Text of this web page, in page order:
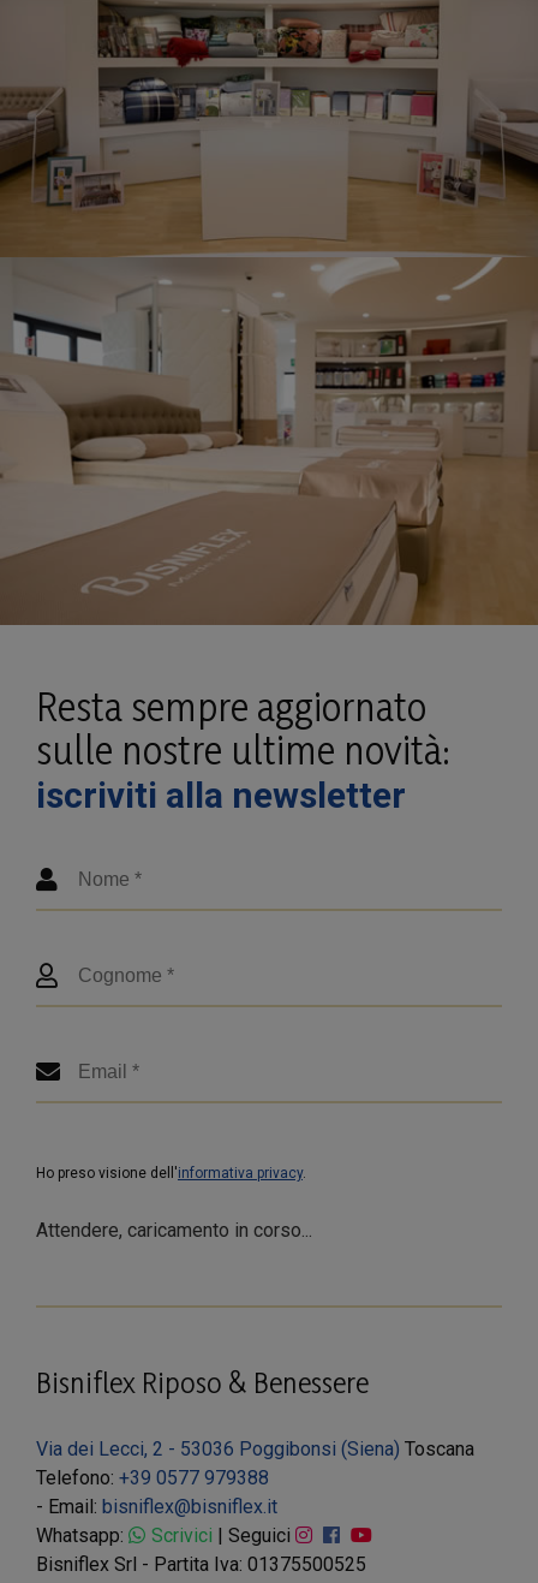
Resta sempre aggiornato
sulle nostre ultime novità:
iscriviti alla newsletter
Ho preso visione dell'informativa privacy.
Attendere, caricamento in corso...
Bisniflex Riposo & Benessere
Via dei Lecci, 2 - 53036 Poggibonsi (Siena) Toscana
Telefono: +39 0577 979388
- Email: bisniflex@bisniflex.it
Whatsapp:
Scrivici | Seguici
Bisniflex Srl - Partita Iva: 01375500525